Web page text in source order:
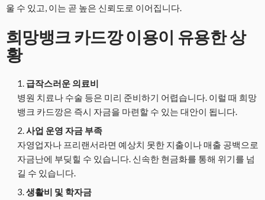
울 수 있고, 이는 곧 높은 신뢰도로 이어집니다.
희망뱅크 카드깡 이용이 유용한 상
황
급작스러운 의료비
병원 치료나 수술 등은 미리 준비하기 어렵습니다. 이럴 때 희망
뱅크 카드깡은 즉시 자금을 마련할 수 있는 대안이 됩니다.
사업 운영 자금 부족
자영업자나 프리랜서라면 예상치 못한 지출이나 매출 공백으로
자금난에 부딪힐 수 있습니다. 신속한 현금화를 통해 위기를 넘
길 수 있습니다.
생활비 및 학자금